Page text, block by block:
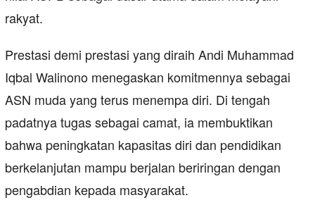
rakyat.
Prestasi demi prestasi yang diraih Andi Muhammad
Iqbal Walinono menegaskan komitmennya sebagai
ASN muda yang terus menempa diri. Di tengah
padatnya tugas sebagai camat, ia membuktikan
bahwa peningkatan kapasitas diri dan pendidikan
berkelanjutan mampu berjalan beriringan dengan
pengabdian kepada masyarakat.